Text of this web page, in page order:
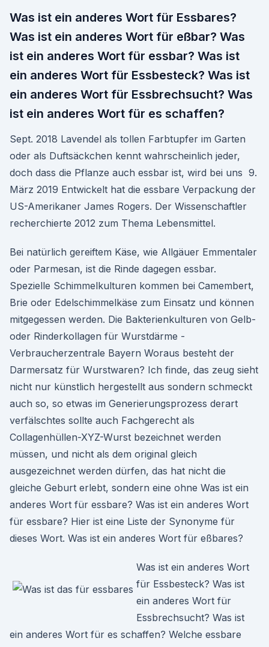
Was ist ein anderes Wort für Essbares?
Was ist ein anderes Wort für eßbar? Was
ist ein anderes Wort für essbar? Was ist
ein anderes Wort für Essbesteck? Was ist
ein anderes Wort für Essbrechsucht? Was
ist ein anderes Wort für es schaffen?
Sept. 2018 Lavendel als tollen Farbtupfer im Garten
oder als Duftsäckchen kennt wahrscheinlich jeder,
doch dass die Pflanze auch essbar ist, wird bei uns 9.
März 2019 Entwickelt hat die essbare Verpackung der
US-Amerikaner James Rogers. Der Wissenschaftler
recherchierte 2012 zum Thema Lebensmittel.
Bei natürlich gereiftem Käse, wie Allgäuer Emmentaler
oder Parmesan, ist die Rinde dagegen essbar.
Spezielle Schimmelkulturen kommen bei Camembert,
Brie oder Edelschimmelkäse zum Einsatz und können
mitgegessen werden. Die Bakterienkulturen von Gelb-
oder Rinderkollagen für Wurstdärme -
Verbraucherzentrale Bayern Woraus besteht der
Darmersatz für Wurstwaren? Ich finde, das zeug sieht
nicht nur künstlich hergestellt aus sondern schmeckt
auch so, so etwas im Generierungsprozess derart
verfälschtes sollte auch Fachgerecht als
Collagenhüllen-XYZ-Wurst bezeichnet werden
müssen, und nicht als dem original gleich
ausgezeichnet werden dürfen, das hat nicht die
gleiche Geburt erlebt, sondern eine ohne Was ist ein
anderes Wort für essbare? Was ist ein anderes Wort
für essbare? Hier ist eine Liste der Synonyme für
dieses Wort. Was ist ein anderes Wort für eßbares?
Was ist ein anderes Wort
für Essbesteck? Was ist
ein anderes Wort für
Essbrechsucht? Was ist
ein anderes Wort für es schaffen? Welche essbare